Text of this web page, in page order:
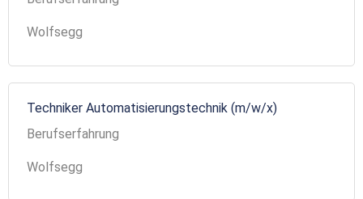
Wolfsegg
Techniker Automatisierungstechnik (m/w/x)
Berufserfahrung
Wolfsegg